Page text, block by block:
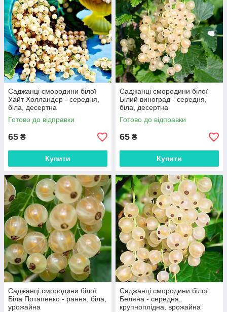
оптом і в роздріб роблять нас відмінним партнером для будь-
якого покупця. Додатково наш інтернет-магазин надає
послуги кваліфікованих консультантів, які підкажуть, як
правильно пересадити саджанці і забезпечити їм сприятливі
умови для росту і розвитку.
Саджанці смородини білої
Уайт Холландер - середня,
біла, десертна
Готово до відправки
65 ₴
Купити
Саджанці смородини білої
Білий виноград - середня,
біла, десертна
Готово до відправки
65 ₴
Купити
Саджанці смородини білої
Біла Потапенко - рання, біла,
урожайна
Саджанці смородини білої
Беляна - середня,
крупноплідна, врожайна